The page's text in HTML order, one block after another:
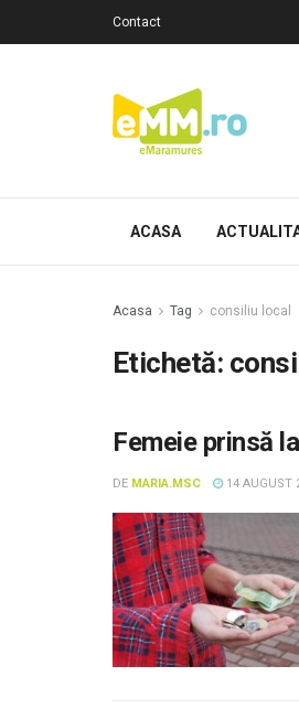
Contact
ACASA
Acasa Tag consiliu local
Etichetă:
Femeie prinsă
DE MARIA.MSC 14 AUGUST